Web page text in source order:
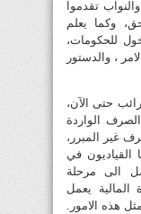
تقدموا
وكما يعلم
للحكومات،
، والدستور
حتى الآن،
الواردة
غير المبرر،
القياديون في
الى مرحلة
المالية يعمل
هذه الامور.